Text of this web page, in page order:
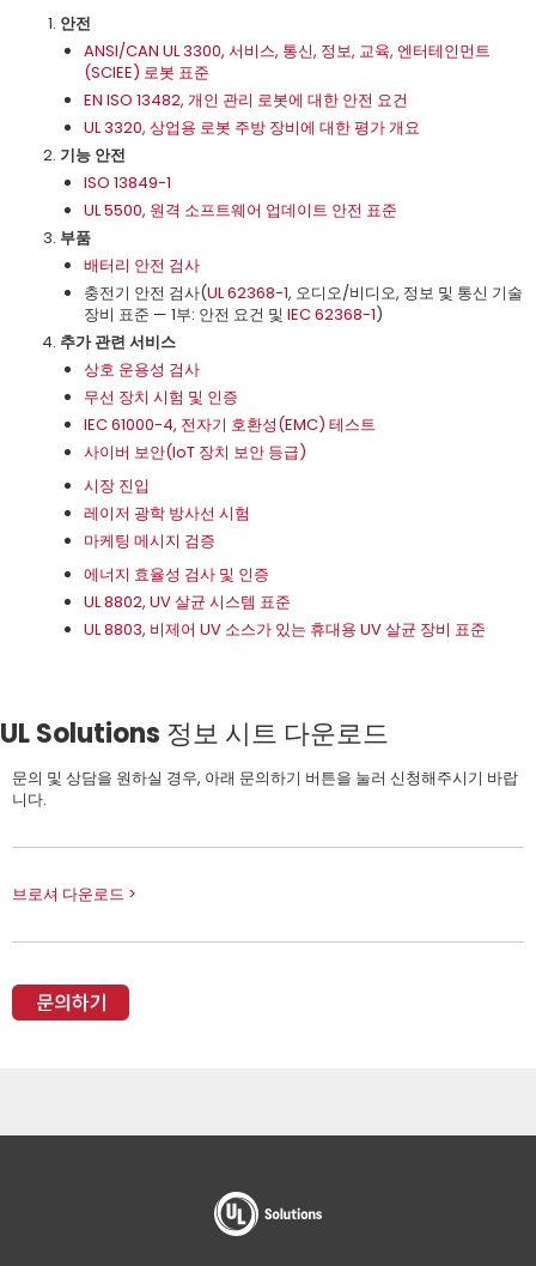
안전
ANSI/CAN UL 3300, 서비스, 통신, 정보, 교육, 엔터테인먼트
(SCIEE) 로봇 표준
EN ISO 13482, 개인 관리 로봇에 대한 안전 요건
UL 3320, 상업용 로봇 주방 장비에 대한 평가 개요
기능 안전
ISO 13849-1
UL 5500, 원격 소프트웨어 업데이트 안전 표준
부품
배터리 안전 검사
충전기 안전 검사(UL 62368-1, 오디오/비디오, 정보 및 통신 기술
장비 표준 — 1부: 안전 요건 및 IEC 62368-1)
추가 관련 서비스
상호 운용성 검사
무선 장치 시험 및 인증
IEC 61000-4, 전자기 호환성(EMC) 테스트
사이버 보안(IoT 장치 보안 등급)
시장 진입
레이저 광학 방사선 시험
마케팅 메시지 검증
에너지 효율성 검사 및 인증
UL 8802, UV 살균 시스템 표준
UL 8803, 비제어 UV 소스가 있는 휴대용 UV 살균 장비 표준
UL Solutions 정보 시트 다운로드
문의 및 상담을 원하실 경우, 아래 문의하기 버튼을 눌러 신청해주시기 바랍
니다.
브로셔 다운로드 >